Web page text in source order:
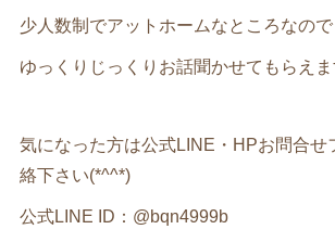
少人数制でアットホームなところなので
ゆっくりじっくりお話聞かせてもらえ
気になった方は公式LINE・HPお問合せ
絡下さい(*^^*)
公式LINE ID：@bqn4999b